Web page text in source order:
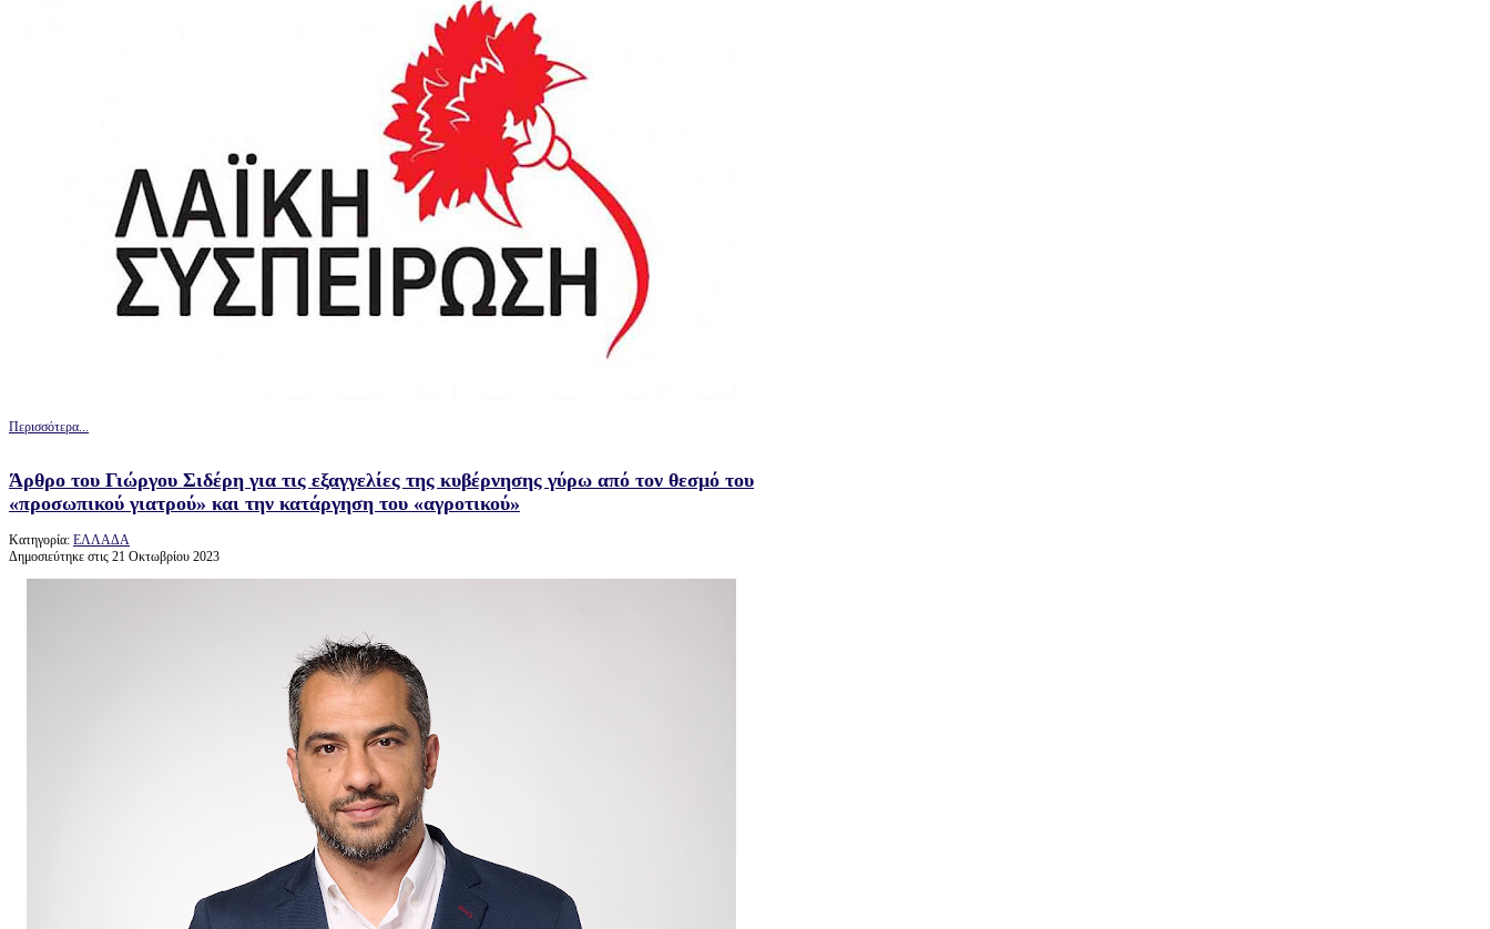
Περισσότερα...
Άρθρο του Γιώργου Σιδέρη για τις εξαγγελίες της κυβέρνησης γύρω από τον θεσμό του
«προσωπικού γιατρού» και την κατάργηση του «αγροτικού»
Κατηγορία: ΕΛΛΑΔΑ
Δημοσιεύτηκε στις 21 Οκτωβρίου 2023